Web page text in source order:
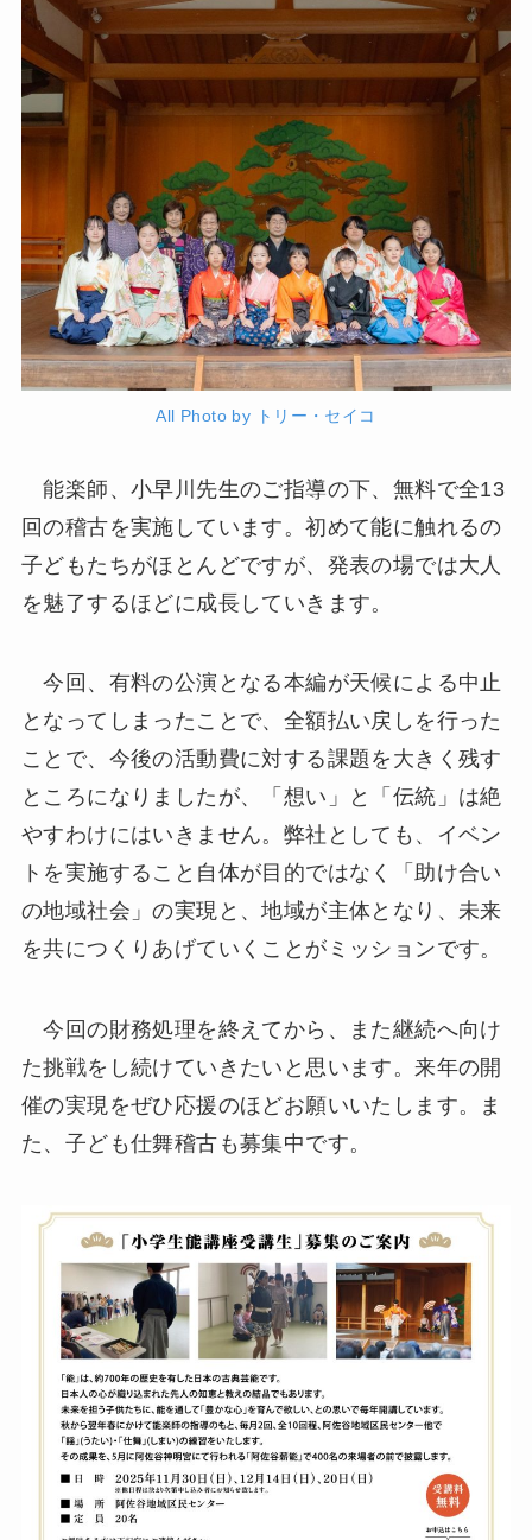
All Photo by トリー・セイコ
能楽師、小早川先生のご指導の下、無料で全13
回の稽古を実施しています。初めて能に触れるの
子どもたちがほとんどですが、発表の場では大人
を魅了するほどに成長していきます。
今回、有料の公演となる本編が天候による中止
となってしまったことで、全額払い戻しを行った
ことで、今後の活動費に対する課題を大きく残す
ところになりましたが、「想い」と「伝統」は絶
やすわけにはいきません。弊社としても、イベン
トを実施すること自体が目的ではなく「助け合い
の地域社会」の実現と、地域が主体となり、未来
を共につくりあげていくことがミッションです。
今回の財務処理を終えてから、また継続へ向け
た挑戦をし続けていきたいと思います。来年の開
催の実現をぜひ応援のほどお願いいたします。ま
た、子ども仕舞稽古も募集中です。